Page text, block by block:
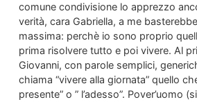
comune condivisione lo apprezzo
verità, cara Gabriella, a me
massima: perchè io sono proprio
prima risolvere tutto e poi vivere. Al
Giovanni, con parole semplici,
chiama “vivere alla giornata” quello
presente” o ” l’adesso”. Pover’uomo